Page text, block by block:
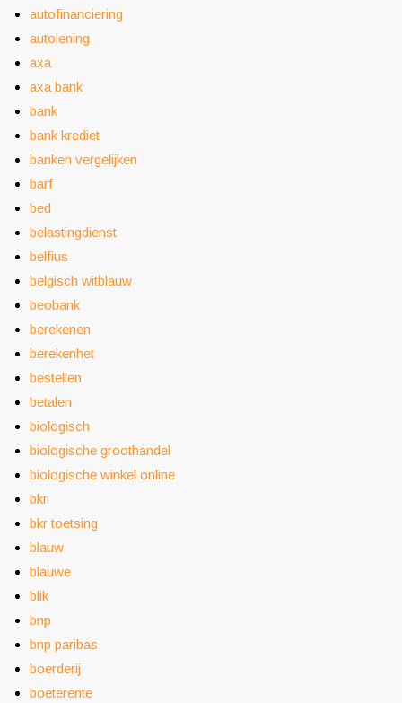
autofinanciering
autolening
axa
axa bank
bank
bank krediet
banken vergelijken
barf
bed
belastingdienst
belfius
belgisch witblauw
beobank
berekenen
berekenhet
bestellen
betalen
biologisch
biologische groothandel
biologische winkel online
bkr
bkr toetsing
blauw
blauwe
blik
bnp
bnp paribas
boerderij
boeterente